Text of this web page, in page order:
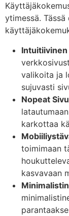
ytimessä.
valikoita ja
sujuvasti
Nopeat
karkottaa
toimimaan
kasvavaan